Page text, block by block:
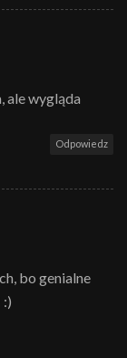
ale wygląda
Odpowiedz
bo genialne